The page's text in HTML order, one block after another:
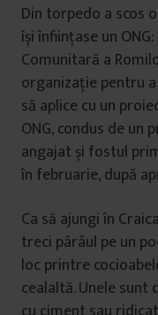
Din torpedo a scos
își înființase un
Comunitară a
organizație pentru
să aplice cu un
ONG, condus de un
angajat și fostul
în februarie, după
Ca să ajungi în
treci pârâul pe un
loc printre
cealaltă. Unele sunt